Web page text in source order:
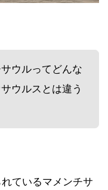
ウルってどんな
ウルスとは違う
ているマメンチサ